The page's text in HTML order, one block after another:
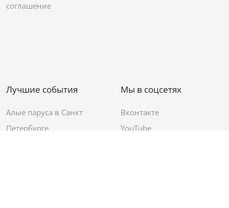
соглашение
Лучшие события
Алые паруса в Санкт
Петербурге
Мы в соцсетях
Вконтакте
YouTube